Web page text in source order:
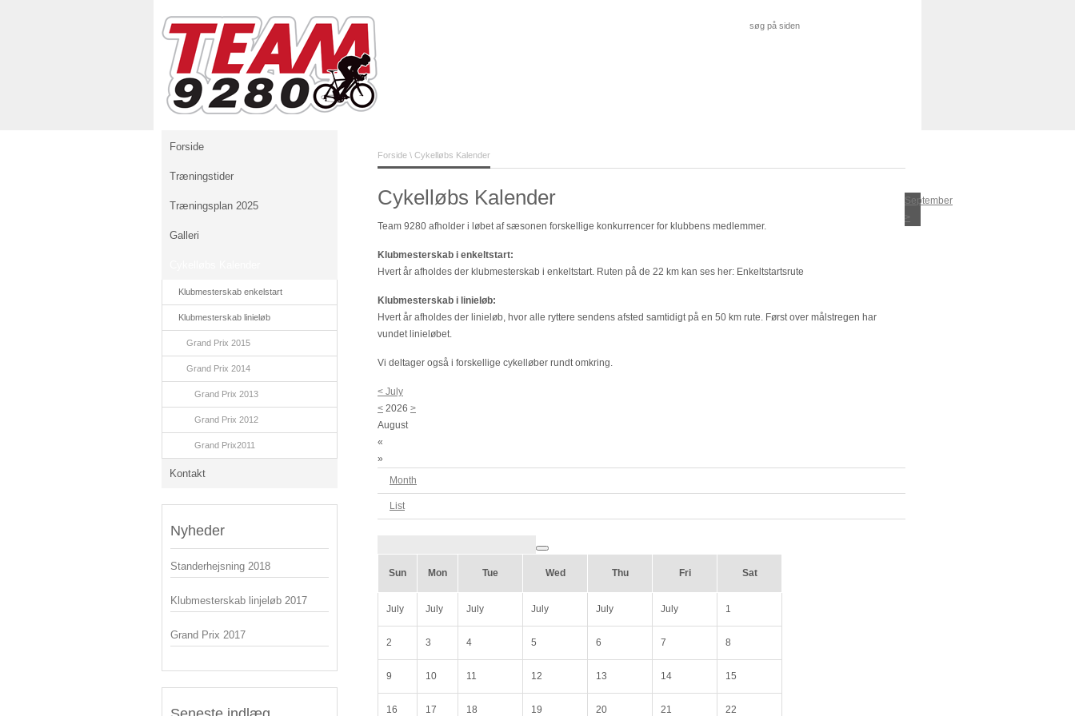
Forside
Træningstider
Træningsplan 2025
Galleri
Klubmesterskab enkelstart
Klubmesterskab linieløb
Grand Prix 2015
Grand Prix 2014
Grand Prix 2013
Grand Prix 2012
Grand Prix2011
Kontakt
Nyheder
Standerhejsning 2018
Klubmesterskab linjeløb 2017
Grand Prix 2017
Forside \ Cykelløbs Kalender
Cykelløbs Kalender
Team 9280 afholder i løbet af sæsonen forskellige konkurrencer for klubbens medlemmer.
Klubmesterskab i enkeltstart:
Hvert år afholdes der klubmesterskab i enkeltstart. Ruten på de 22 km kan ses her: Enkeltstartsrute
Klubmesterskab i linieløb:
Hvert år afholdes der linieløb, hvor alle ryttere sendens afsted samtidigt på en 50 km rute. Først over målstregen har
vundet linieløbet.
Vi deltager også i forskellige cykelløber rundt omkring.
< July
< 2026 >
August
September
>
«
»
Month
List
Sun Mon Tue Wed Thu Fri Sat
July July July July July July 1
2 3 4 5 6 7 8
9 10 11 12 13 14 15
16 17 18 19 20 21 22